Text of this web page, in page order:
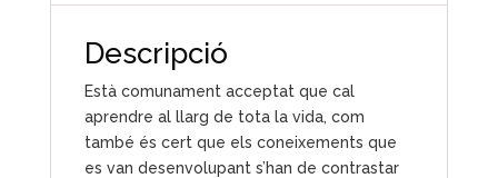
Descripció
Està comunament acceptat que cal
aprendre al llarg de tota la vida, com
també és cert que els coneixements que
es van desenvolupant s’han de contrastar